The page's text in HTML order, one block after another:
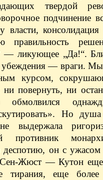
твердой
подчинение
власти,
— ликующее „Да!“.
убеждения — враги.
курсом,
повернуть, ни
Но
выдержала
противник
он с ужасом
Жюст — Кутон
тирания, еще более